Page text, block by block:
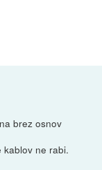
brez osnov
kablov ne rabi.